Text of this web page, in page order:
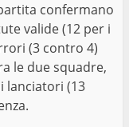
confermano
valide (12 per i
(3 contro 4)
le due squadre,
lanciatori (13